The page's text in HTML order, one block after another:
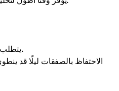
يتطلب مراقبة السوق بشكل متكرر.
الاحتفاظ بالصفقات ليلًا قد